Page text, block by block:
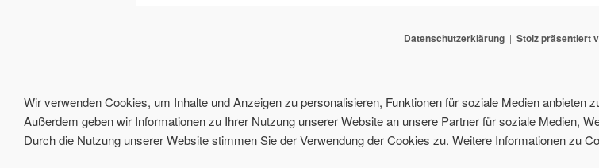
Datenschutzerklärung Stolz präsentiert
Wir verwenden Cookies, um Inhalte und Anzeigen zu personalisieren, Funktionen für soziale Medien anbieten
Außerdem geben wir Informationen zu Ihrer Nutzung unserer Website an unsere Partner für soziale Medien,
Durch die Nutzung unserer Website stimmen Sie der Verwendung der Cookies zu. Weitere Informationen zu